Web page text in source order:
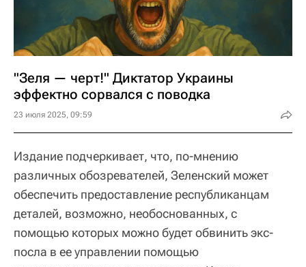
"Зеля — черт!" Диктатор Украины
эффектно сорвался с поводка
23 июля 2025, 09:59
Издание подчеркивает, что, по-мнению
различных обозревателей, Зеленский может
обеспечить предоставление республиканцам
деталей, возможно, необоснованных, с
помощью которых можно будет обвинить экс-
посла в ее управлении помощью